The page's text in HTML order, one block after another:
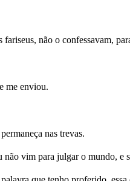
não o confessavam,
me enviou.
nas trevas.
não vim para julgar o mundo, e